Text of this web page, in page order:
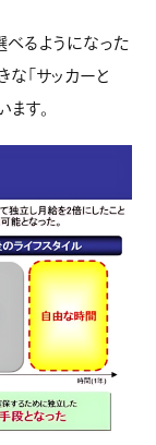
るようになった
「サッカーと
す。